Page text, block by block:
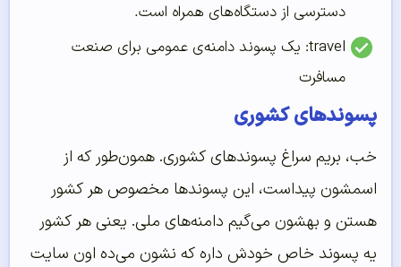
دسترسی از دستگاه‌های همراه است.
travel: یک پسوند دامنه‌ی عمومی برای صنعت
مسافرت
پسوندهای کشوری
خب، بریم سراغ پسوندهای کشوری. همون‌طور که از
اسمشون پیداست، این پسوندها مخصوص هر کشور
هستن و بهشون می‌گیم دامنه‌های ملی. یعنی هر کشور
یه پسوند خاص خودش داره که نشون می‌ده اون سایت